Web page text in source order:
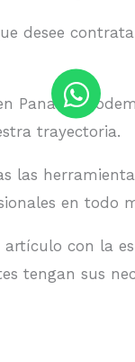
desee
Panamá
trayectoria.
las
en todo
con la
tengan sus